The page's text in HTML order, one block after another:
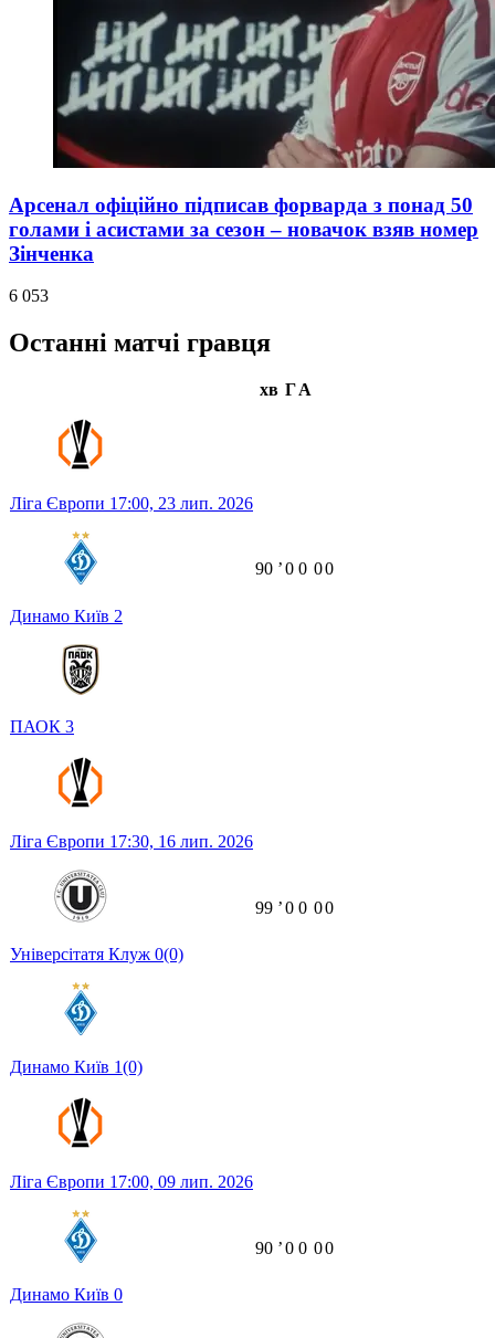
Арсенал офіційно підписав форварда з понад 50
голами і асистами за сезон – новачок взяв номер
Зінченка
6 053
Останні матчі гравця
хв ГА
Ліга Європи 17:00, 23 лип. 2026
Динамо Київ 2
ПАОК 3
90 ʼ0 0 00
Ліга Європи 17:30, 16 лип. 2026
Універсітатя Клуж 0(0)
Динамо Київ 1(0)
99 ʼ0 0 00
Ліга Європи 17:00, 09 лип. 2026
Динамо Київ 0
90 ʼ0 0 00